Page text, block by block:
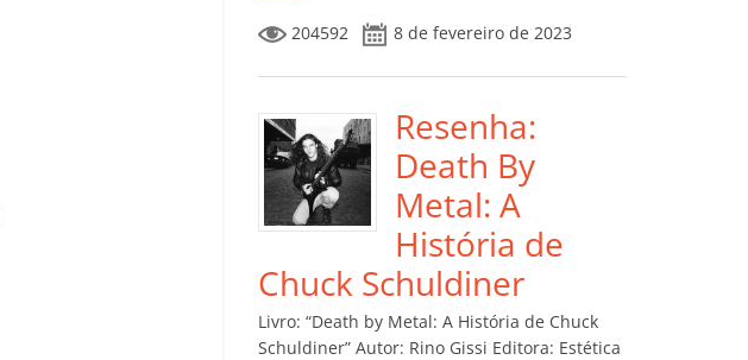
e
b
o
o
k
er l s
A
p
p
e
dI
n
gl
e
ro
m
Li
o
m
p
ar
til
h
ar
204592 8 de fevereiro de 2023
Resenha:
Death By
Metal: A
História de
Chuck Schuldiner
Livro: “Death by Metal: A História de Chuck
Schuldiner” Autor: Rino Gissi Editora: Estética